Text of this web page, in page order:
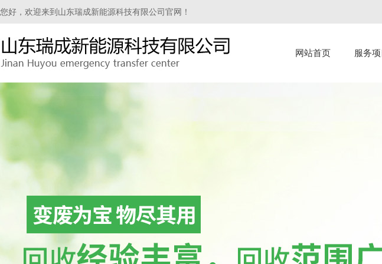
您好，欢迎来到山东瑞成新能源科技有限公司官网！
网站首页 服务项